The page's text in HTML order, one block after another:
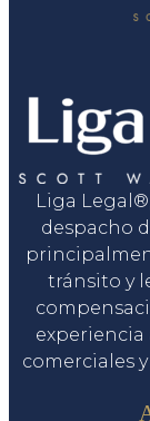
Liga
despacho
tránsito y
comerciales